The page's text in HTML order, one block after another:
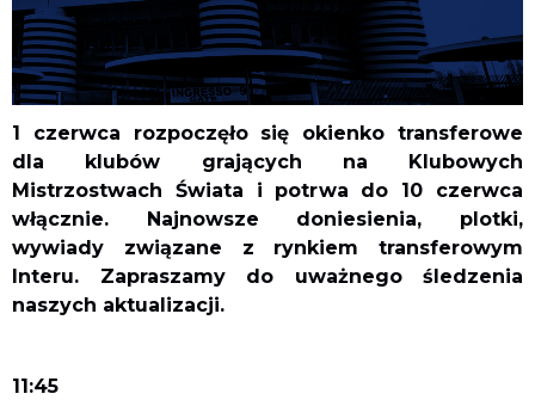
1 czerwca rozpoczęło się okienko transferowe
dla klubów grających na Klubowych
Mistrzostwach Świata i potrwa do 10 czerwca
włącznie. Najnowsze doniesienia, plotki,
wywiady związane z rynkiem transferowym
Interu. Zapraszamy do uważnego śledzenia
naszych aktualizacji.
11:45